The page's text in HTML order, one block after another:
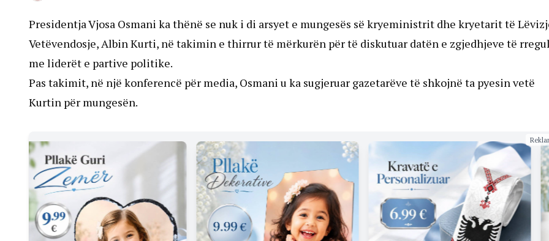
Presidentja Vjosa Osmani ka thënë se nuk i di arsyet e mungesës së kryeministrit dhe kryetarit të
Vetëvendosje, Albin Kurti, në takimin e thirrur të mërkurën për të diskutuar datën e zgjedhjeve të
me liderët e partive politike.
Pas takimit, në një konferencë për media, Osmani u ka sugjeruar gazetarëve të shkojnë ta pyesin vetë
Kurtin për mungesën.